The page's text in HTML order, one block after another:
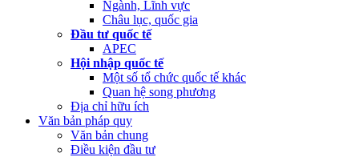
Ngành, Lĩnh vực
Châu lục, quốc gia
Đầu tư quốc tế
APEC
Hội nhập quốc tế
Một số tổ chức quốc tế khác
Quan hệ song phương
Địa chỉ hữu ích
Văn bản pháp quy
Văn bản chung
Điều kiện đầu tư